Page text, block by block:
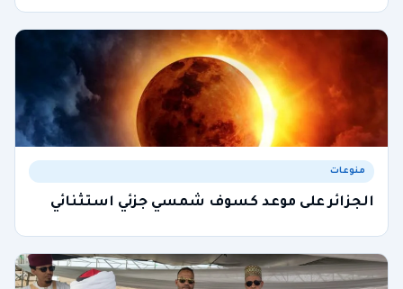
منوعات
الجزائر على موعد كسوف شمسي جزئي استثنائي